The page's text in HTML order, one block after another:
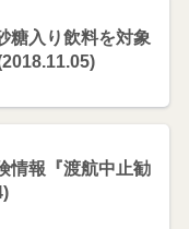
糖入り飲料を対象
情報『渡航中止勧